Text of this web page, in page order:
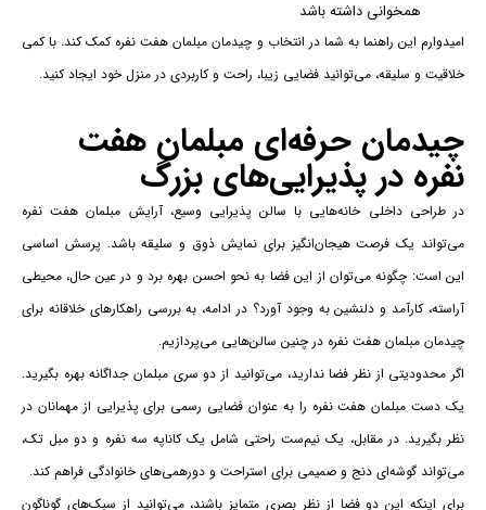
همخوانی داشته باشد
امیدوارم این راهنما به شما در انتخاب و چیدمان مبلمان هفت نفره کمک کند. با کمی
خلاقیت و سلیقه، می‌توانید فضایی زیبا، راحت و کاربردی در منزل خود ایجاد کنید.
چیدمان حرفه‌ای مبلمان هفت
نفره در پذیرایی‌های بزرگ
در طراحی داخلی خانه‌هایی با سالن پذیرایی وسیع، آرایش مبلمان هفت نفره
می‌تواند یک فرصت هیجان‌انگیز برای نمایش ذوق و سلیقه باشد. پرسش اساسی
این است: چگونه می‌توان از این فضا به نحو احسن بهره برد و در عین حال، محیطی
آراسته، کارآمد و دلنشین به وجود آورد؟ در ادامه، به بررسی راهکارهای خلاقانه برای
چیدمان مبلمان هفت نفره در چنین سالن‌هایی می‌پردازیم.
اگر محدودیتی از نظر فضا ندارید، می‌توانید از دو سری مبلمان جداگانه بهره بگیرید.
یک دست مبلمان هفت نفره را به عنوان فضایی رسمی برای پذیرایی از مهمانان در
نظر بگیرید. در مقابل، یک نیم‌ست راحتی شامل یک کاناپه سه نفره و دو مبل تک،
می‌تواند گوشه‌ای دنج و صمیمی برای استراحت و دورهمی‌های خانوادگی فراهم کند.
برای اینکه این دو فضا از نظر بصری متمایز باشند، می‌توانید از سبک‌های گوناگون